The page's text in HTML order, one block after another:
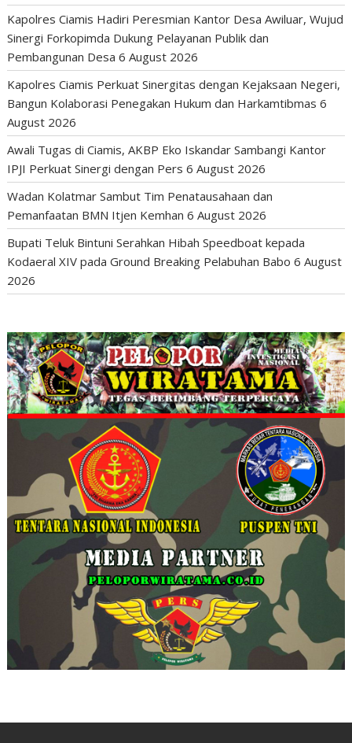
Kapolres Ciamis Hadiri Peresmian Kantor Desa Awiluar, Wujud
Sinergi Forkopimda Dukung Pelayanan Publik dan
Pembangunan Desa 6 August 2026
Kapolres Ciamis Perkuat Sinergitas dengan Kejaksaan Negeri,
Bangun Kolaborasi Penegakan Hukum dan Harkamtibmas 6
August 2026
Awali Tugas di Ciamis, AKBP Eko Iskandar Sambangi Kantor
IPJI Perkuat Sinergi dengan Pers 6 August 2026
Wadan Kolatmar Sambut Tim Penatausahaan dan
Pemanfaatan BMN Itjen Kemhan 6 August 2026
Bupati Teluk Bintuni Serahkan Hibah Speedboat kepada
Kodaeral XIV pada Ground Breaking Pelabuhan Babo 6 August
2026